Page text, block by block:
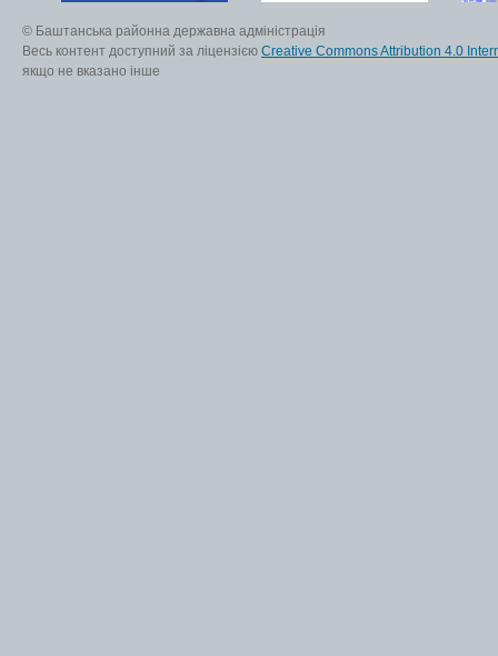
© Баштанська районна державна адміністрація
Весь контент доступний за ліцензією Creative Commons Attribution 4.0
якщо не вказано інше